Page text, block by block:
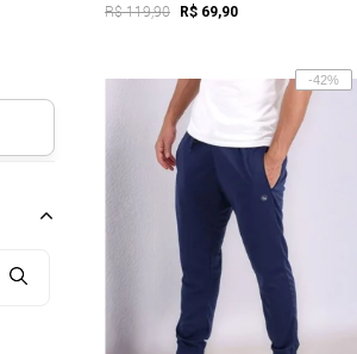
R$ 119,90 R$ 69,90
-42%